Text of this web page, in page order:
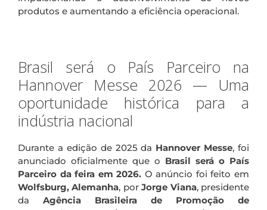
produtos e aumentando a eficiência operacional.
Brasil será o País Parceiro na
Hannover Messe 2026 — Uma
oportunidade histórica para a
indústria nacional
Durante a edição de 2025 da Hannover Messe, foi
anunciado oficialmente que o Brasil será o País
Parceiro da feira em 2026. O anúncio foi feito em
Wolfsburg, Alemanha, porJorge Viana, presidente
da Agência Brasileira de Promoção de